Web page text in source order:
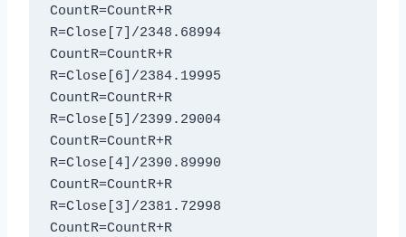
CountR=CountR+R
R=Close[7]/2348.68994
CountR=CountR+R
R=Close[6]/2384.19995
CountR=CountR+R
R=Close[5]/2399.29004
CountR=CountR+R
R=Close[4]/2390.89990
CountR=CountR+R
R=Close[3]/2381.72998
CountR=CountR+R